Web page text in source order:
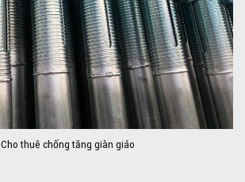
Cho thuê chống tăng giàn giáo